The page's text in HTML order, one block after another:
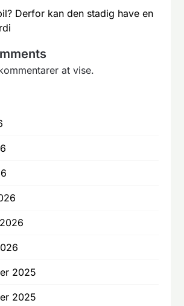
Derfor kan den stadig have en
at vise.
2025
2025